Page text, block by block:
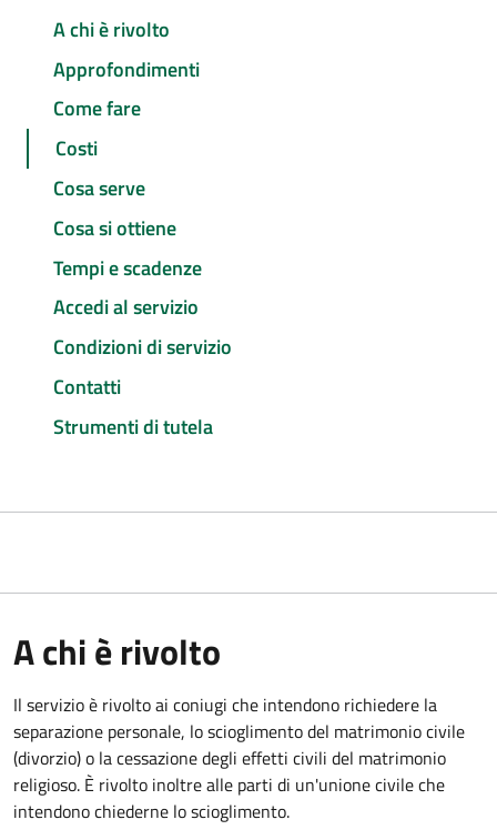
A chi è rivolto
Approfondimenti
Come fare
Costi
Cosa serve
Cosa si ottiene
Tempi e scadenze
Accedi al servizio
Condizioni di servizio
Contatti
Strumenti di tutela
A chi è rivolto
Il servizio è rivolto ai coniugi che intendono richiedere la
separazione personale, lo scioglimento del matrimonio civile
(divorzio) o la cessazione degli effetti civili del matrimonio
religioso. È rivolto inoltre alle parti di un'unione civile che
intendono chiederne lo scioglimento.